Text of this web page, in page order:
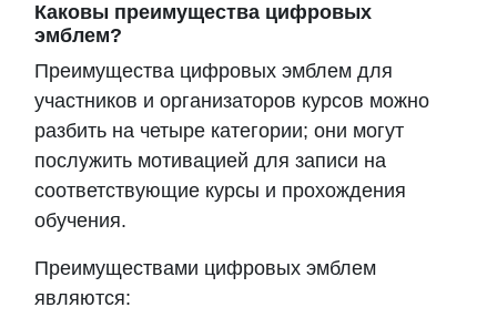
Каковы преимущества цифровых
эмблем?
Преимущества цифровых эмблем для
участников и организаторов курсов можно
разбить на четыре категории; они могут
послужить мотивацией для записи на
соответствующие курсы и прохождения
обучения.
Преимуществами цифровых эмблем
являются: